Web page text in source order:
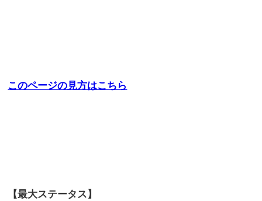
このページの見方はこちら
【最大ステータス】